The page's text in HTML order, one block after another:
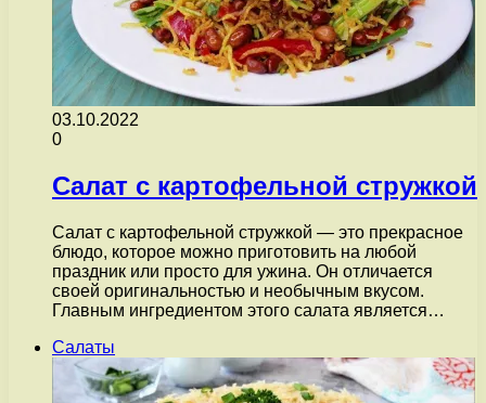
03.10.2022
0
Салат с картофельной стружкой
Салат с картофельной стружкой — это прекрасное
блюдо, которое можно приготовить на любой
праздник или просто для ужина. Он отличается
своей оригинальностью и необычным вкусом.
Главным ингредиентом этого салата является…
Салаты